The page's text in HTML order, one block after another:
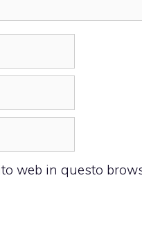
web in questo